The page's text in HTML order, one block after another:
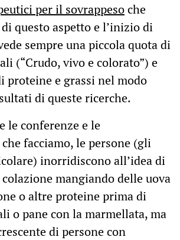
per il sovrappesoche
questo aspetto e l’inizio di
sempre una piccola quota di
(“Crudo, vivo e colorato”) e
proteine e grassi nel modo
di queste ricerche.
le conferenze e le
facciamo, le persone (gli
inorridiscono all’idea di
mangiando delle uova
o altre proteine prima di
o pane con la marmellata, ma
di persone con